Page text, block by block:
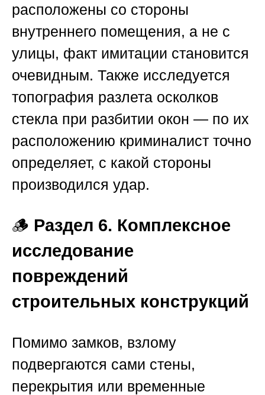
расположены со стороны
внутреннего помещения, а не с
улицы, факт имитации становится
очевидным. Также исследуется
топография разлета осколков
стекла при разбитии окон — по их
расположению криминалист точно
определяет, с какой стороны
производился удар.
🪵 Раздел 6. Комплексное
исследование
повреждений
строительных конструкций
Помимо замков, взлому
подвергаются сами стены,
перекрытия или временные